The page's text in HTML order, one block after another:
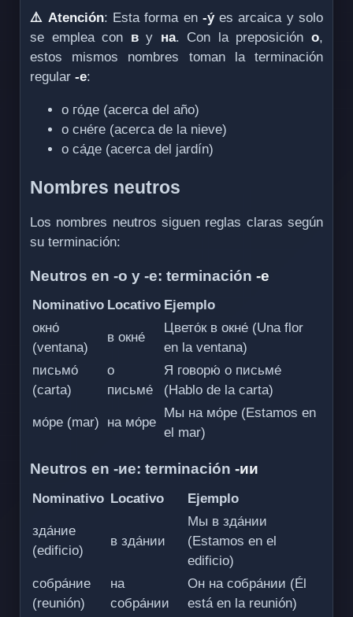
⚠️ Atención: Esta forma en -у́es arcaica y solo
se emplea con вy на. Con la preposiciónо,
estos mismos nombres toman la terminación
regular -е:
о го́де (acerca del año)
о сне́ге (acerca de la nieve)
о са́де (acerca del jardín)
Nombres neutros
Los nombres neutros siguen reglas claras según
su terminación:
Neutros en -о y -е: terminación -е
Nominativo Locativo Ejemplo
окно́
(ventana)
в окне́
Цвето́к в окне́ (Una flor
en la ventana)
письмо́
(carta)
о
письме́
Я говорю́ о письме́
(Hablo de la carta)
мо́ре (mar) на мо́ре
Мы на мо́ре (Estamos en
el mar)
Neutros en -ие: terminación -ии
Nominativo Locativo Ejemplo
зда́ние
(edificio)
в зда́нии
Мы в зда́нии
(Estamos en el
edificio)
собра́ние
(reunión)
на
собра́нии
Он на собра́нии (Él
está en la reunión)